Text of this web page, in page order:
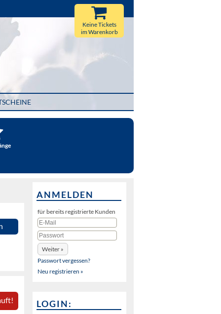
Keine Tickets
im Warenkorb
ANMELDEN
für bereits registrierte Kunden
Passwort vergessen?
Neu registrieren »
LOGIN: